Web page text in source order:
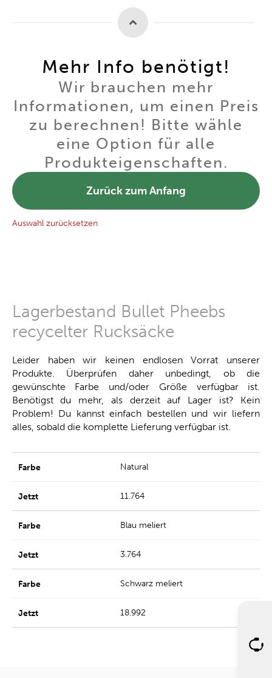
Mehr Info benötigt!
Wir brauchen mehr
Informationen, um einen Preis
zu berechnen! Bitte wähle
eine Option für alle
Produkteigenschaften.
Zurück zum Anfang
Auswahl zurücksetzen
Lagerbestand Bullet Pheebs
recycelter Rucksäcke
Leider haben wir keinen endlosen Vorrat unserer
Produkte. Überprüfen daher unbedingt, ob die
gewünschte Farbe und/oder Größe verfügbar ist.
Benötigst du mehr, als derzeit auf Lager ist? Kein
Problem! Du kannst einfach bestellen und wir liefern
alles, sobald die komplette Lieferung verfügbar ist.
Natural
11.764
Blau meliert
3.764
Schwarz meliert
18.992